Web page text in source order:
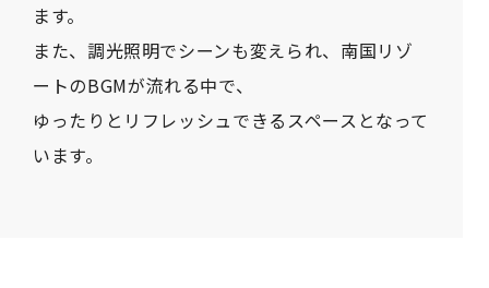
ます。
また、調光照明でシーンも変えられ、南国リゾ
ートのBGMが流れる中で、
ゆったりとリフレッシュできるスペースとなって
います。